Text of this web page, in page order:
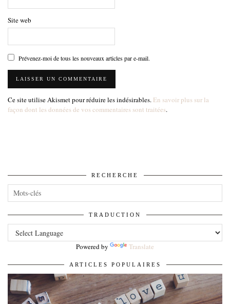
Site web
Prévenez-moi de tous les nouveaux articles par e-mail.
Ce site utilise Akismet pour réduire les indésirables. En savoir plus sur la
façon dont les données de vos commentaires sont traitées.
RECHERCHE
TRADUCTION
Powered by Translate
ARTICLES POPULAIRES